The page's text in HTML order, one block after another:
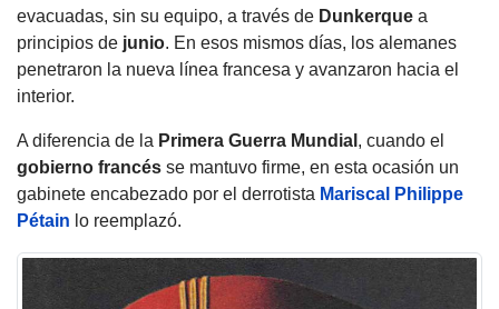
evacuadas, sin su equipo, a través de Dunkerque a
principios de junio. En esos mismos días, los alemanes
penetraron la nueva línea francesa y avanzaron hacia el
interior.
A diferencia de la Primera Guerra Mundial , cuando el
gobierno francés se mantuvo firme, en esta ocasión un
gabinete encabezado por el derrotista Mariscal Philippe
Pétain lo reemplazó.